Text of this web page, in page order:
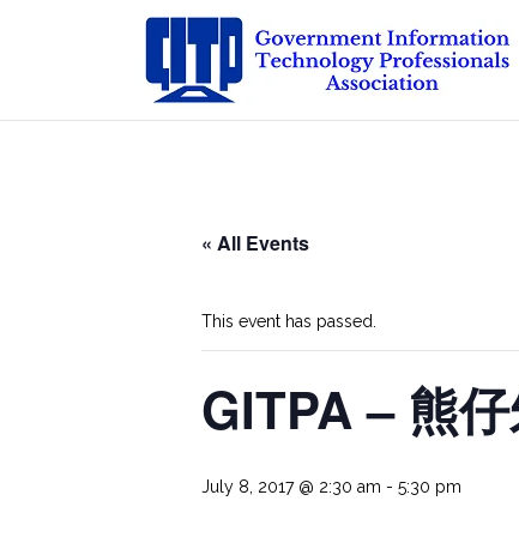
« All Events
This event has passed.
GITPA – 熊
July 8, 2017 @ 2:30 am - 5:30 pm